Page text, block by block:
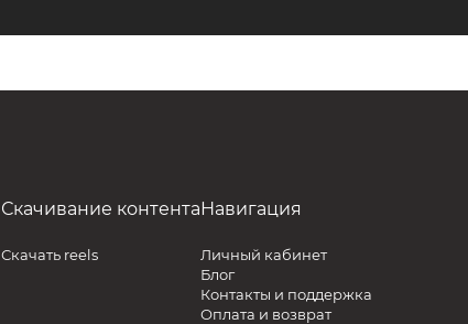
Скачивание контента
Скачать reels
Навигация
Личный кабинет
Блог
Контакты и поддержка
Оплата и возврат